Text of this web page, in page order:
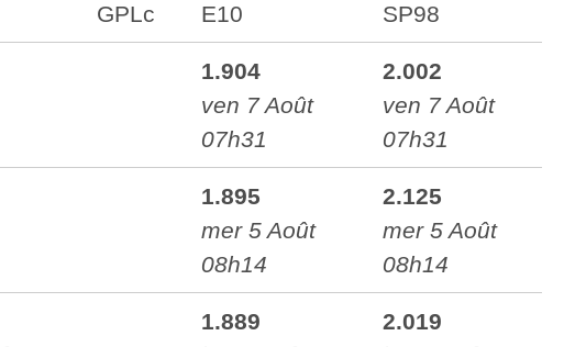
GPLc E10 SP98
1.904
ven 7 Août
07h31
2.002
ven 7 Août
07h31
1.895
mer 5 Août
08h14
2.125
mer 5 Août
08h14
1.889
2.019